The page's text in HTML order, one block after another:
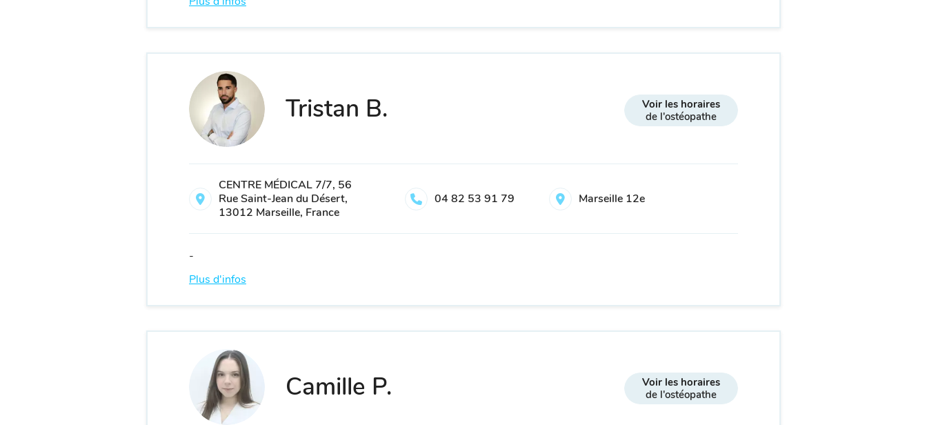
Tristan B.
Voir les horaires
de l'ostéopathe
CENTRE MÉDICAL 7/7, 56
Rue Saint-Jean du Désert,
13012 Marseille, France
04 82 53 91 79 Marseille 12e
-
Plus d'infos
Camille P.
Voir les horaires
de l'ostéopathe